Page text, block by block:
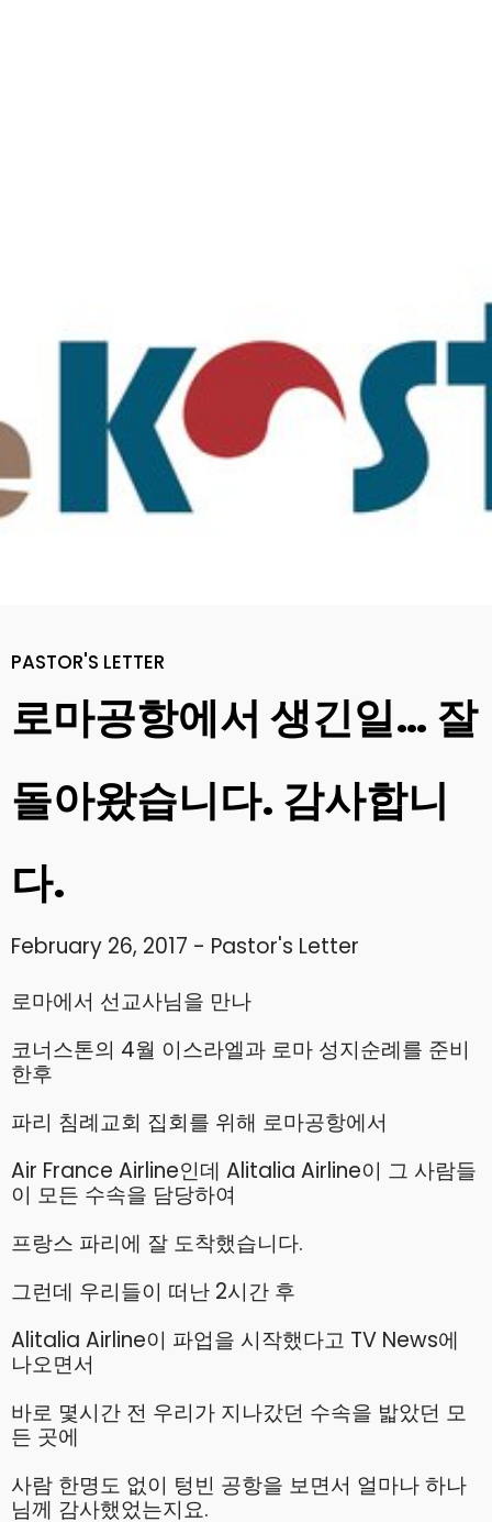
29
NOVEMBER
2023
CHRISTMAS CONCERT
10
2023
10
AUGUST
2019 CONNECTION
21
APRIL
2022
SCHOOL DIRECTOR 정호
9
AUGUST
VBS 2022 RECAP VIDEO
5
2
APRIL
김정희 집사의 간증
PASTOR'S LETTER
로마공항에서 생긴일… 잘
돌아왔습니다. 감사합니
다.
February 26, 2017 - Pastor's Letter
로마에서 선교사님을 만나
코너스톤의 4월 이스라엘과 로마 성지순례를 준비
한후
파리 침례교회 집회를 위해 로마공항에서
Air France Airline인데 Alitalia Airline이 그 사람들
이 모든 수속을 담당하여
프랑스 파리에 잘 도착했습니다.
그런데 우리들이 떠난 2시간 후
Alitalia Airline이 파업을 시작했다고 TV News에
나오면서
바로 몇시간 전 우리가 지나갔던 수속을 밟았던 모
든 곳에
사람 한명도 없이 텅빈 공항을 보면서 얼마나 하나
님께 감사했었는지요.